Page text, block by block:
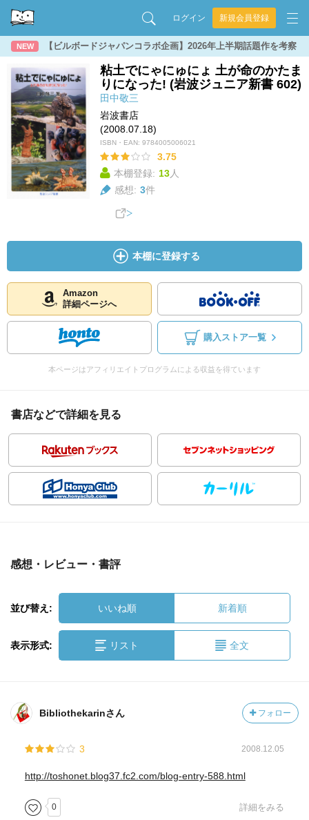
ログイン 新規会員登録
NEW 【ビルボードジャパンコラボ企画】2026年上半期話題作を考察
粘土でにゃにゅにょ 土が命のかたま
りになった! (岩波ジュニア新書 602)
田中敬三
岩波書店
(2008.07.18)
ISBN・EAN: 9784005006021
3.75
本棚登録: 13人
感想: 3件
本棚に登録する
Amazon
詳細ページへ
購入ストア一覧
本ページはアフィリエイトプログラムによる収益を得ています
書店などで詳細を見る
感想・レビュー・書評
並び替え: いいね順 新着順
表示形式: リスト 全文
Bibliothekarinさん フォロー
3 2008.12.05
http://toshonet.blog37.fc2.com/blog-entry-588.html
0 詳細をみる